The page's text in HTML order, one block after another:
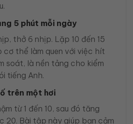
5 phút mỗi ngày
thở 6 nhịp. Lặp 10 đến 15
cơ thể làm quen với việc hít
soát, là nền tảng cho kiểm
tiếng Anh.
trên một hơi
từ 1 đến 10, sau đó tăng
20. Bài tập này giúp bạn cảm